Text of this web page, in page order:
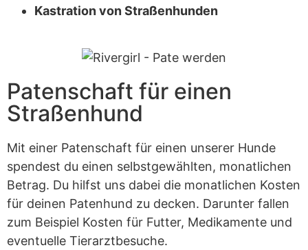
Kastration von Straßenhunden
Patenschaft für einen
Straßenhund
Mit einer Patenschaft für einen unserer Hunde
spendest du einen selbstgewählten, monatlichen
Betrag. Du hilfst uns dabei die monatlichen Kosten
für deinen Patenhund zu decken. Darunter fallen
zum Beispiel Kosten für Futter, Medikamente und
eventuelle Tierarztbesuche.